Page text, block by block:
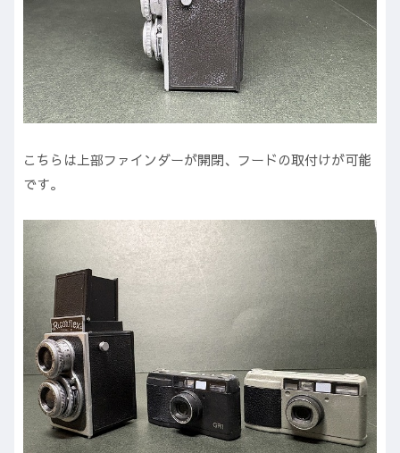
こちらは上部ファインダーが開閉、フードの取付けが可能
です。